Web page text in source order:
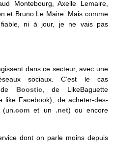
Montebourg, Axelle Lemaire,
et Bruno Le Maire. Mais comme
ni à jour, je ne vais pas
dans ce secteur, avec une
sociaux. C’est le cas
de Boostic, de LikeBaguette
like Facebook), de acheter-des-
(un.com et un .net) ou encore
dont on parle moins depuis